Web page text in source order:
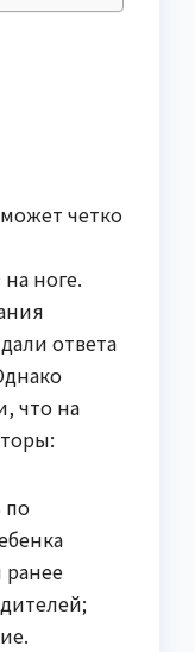
четко
ноге.
ответа
что на
по
ранее